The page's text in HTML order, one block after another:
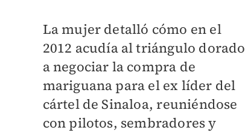
La mujer detalló cómo en el
2012 acudía al triángulo dorado
a negociar la compra de
mariguana para el ex líder del
cártel de Sinaloa, reuniéndose
con pilotos, sembradores y